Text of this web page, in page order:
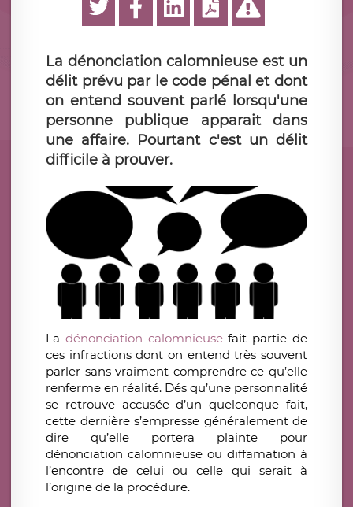
La dénonciation calomnieuse est un
délit prévu par le code pénal et dont
on entend souvent parlé lorsqu'une
personne publique apparait dans
une affaire. Pourtant c'est un délit
difficile à prouver.
La dénonciation calomnieusefait partie de
ces infractions dont on entend très souvent
parler sans vraiment comprendre ce qu’elle
renferme en réalité. Dés qu’une personnalité
se retrouve accusée d’un quelconque fait,
cette dernière s’empresse généralement de
dire qu’elle portera plainte pour
dénonciation calomnieuse ou diffamation à
l’encontre de celui ou celle qui serait à
l’origine de la procédure.